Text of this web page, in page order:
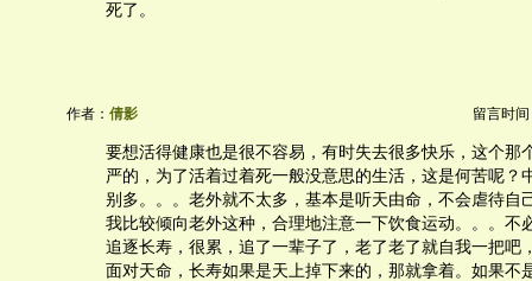
死了。
作者： 倩影 留言时间
要想活得健康也是很不容易，有时失去很多快乐，这个那
严的，为了活着过着死一般没意思的生活，这是何苦呢？
别多。。。老外就不太多，基本是听天由命，不会虐待自
我比较倾向老外这种，合理地注意一下饮食运动。。。不
追逐长寿，很累，追了一辈子了，老了老了就自我一把吧
面对天命，长寿如果是天上掉下来的，那就拿着。如果不